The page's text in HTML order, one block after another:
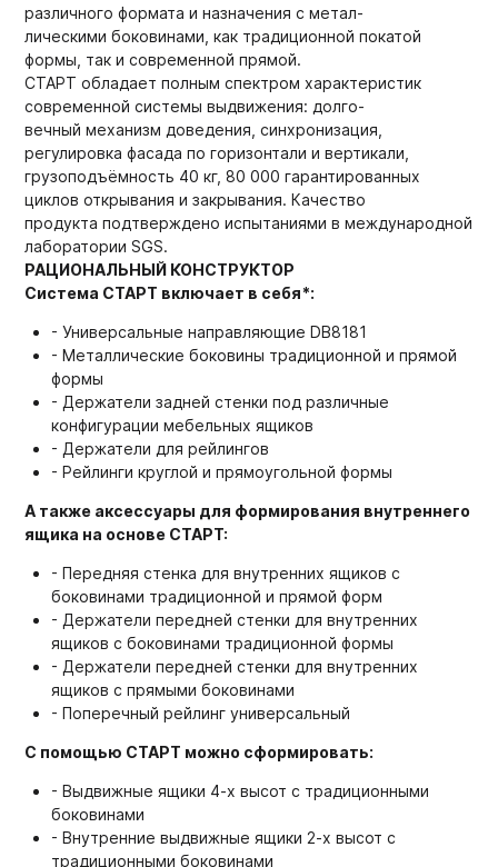
различного формата и назначения с метал-
лическими боковинами, как традиционной покатой
формы, так и современной прямой.
СТАРТ обладает полным спектром характеристик
современной системы выдвижения: долго-
вечный механизм доведения, синхронизация,
регулировка фасада по горизонтали и вертикали,
грузоподъёмность 40 кг, 80 000 гарантированных
циклов открывания и закрывания. Качество
продукта подтверждено испытаниями в международной
лаборатории SGS.
РАЦИОНАЛЬНЫЙ КОНСТРУКТОР
Система СТАРТ включает в себя*:
- Универсальные направляющие DB8181
- Металлические боковины традиционной и прямой
формы
- Держатели задней стенки под различные
конфигурации мебельных ящиков
- Держатели для рейлингов
- Рейлинги круглой и прямоугольной формы
А также аксессуары для формирования внутреннего
ящика на основе СТАРТ:
- Передняя стенка для внутренних ящиков с
боковинами традиционной и прямой форм
- Держатели передней стенки для внутренних
ящиков с боковинами традиционной формы
- Держатели передней стенки для внутренних
ящиков с прямыми боковинами
- Поперечный рейлинг универсальный
С помощью СТАРТ можно сформировать:
- Выдвижные ящики 4-х высот с традиционными
боковинами
- Внутренние выдвижные ящики 2-х высот с
традиционными боковинами